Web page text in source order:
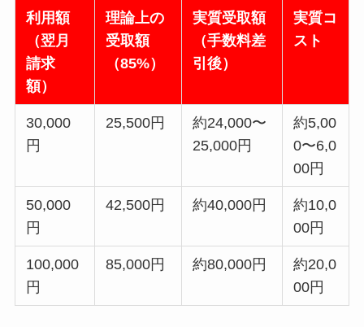
利用額
（翌月
請求
額）
理論上の
受取額
（85%）
実質受取額
（手数料差
引後）
実質コ
スト
30,000
円
25,500円
約24,000〜
25,000円
約5,00
0〜6,0
00円
50,000
円
42,500円 約40,000円
約10,0
00円
100,000
円
85,000円 約80,000円
約20,0
00円